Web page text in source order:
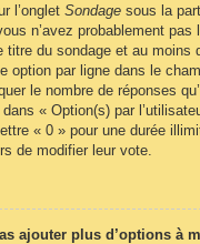
l’onglet Sondage sous la
n’avez probablement pas
du sondage et au moins
option par ligne dans le
le nombre de réponses
« Option(s) par
« 0 » pour une durée
de modifier leur vote.
ajouter plus d’options à